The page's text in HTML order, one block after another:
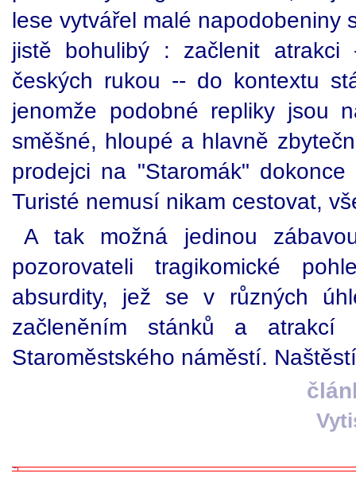
lese vytvářel malé napodobeniny
jistě bohulibý : začlenit atrakci
českých rukou -- do kontextu
jenomže podobné repliky jsou
směšné, hloupé a hlavně
prodejci na "Staromák"
Turisté nemusí nikam cestovat,
A tak možná jedinou
pozorovateli tragikomické
absurdity, jež se v různých
začleněním stánků a atrakcí
Staroměstského náměstí.